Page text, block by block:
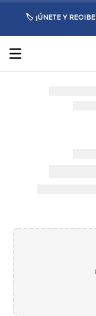
🏷️ ¡ÚNETE Y